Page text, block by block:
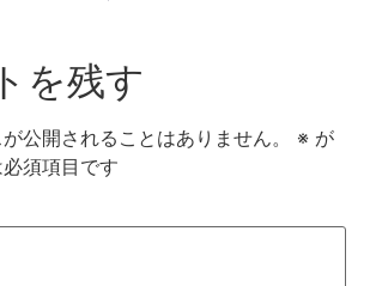
を残す
公開されることはありません。 ※ が
須項目です